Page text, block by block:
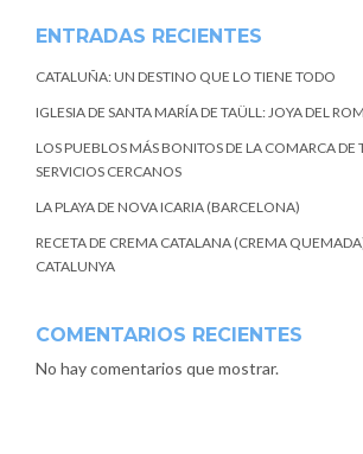
ENTRADAS RECIENTES
CATALUÑA: UN DESTINO QUE LO TIENE TODO
IGLESIA DE SANTA MARÍA DE TAÜLL: JOYA DEL
LOS PUEBLOS MÁS BONITOS DE LA COMARCA DE
SERVICIOS CERCANOS
LA PLAYA DE NOVA ICARIA (BARCELONA)
RECETA DE CREMA CATALANA (CREMA
CATALUNYA
COMENTARIOS RECIENTES
No hay comentarios que mostrar.